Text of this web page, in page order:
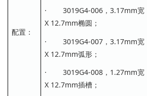
配置：
· 3019G4-006，3.17mm宽
X 12.7mm椭圆；
· 3019G4-007，3.17mm宽
X 12.7mm弧形；
· 3019G4-008，1.27mm宽
X 12.7mm插槽；